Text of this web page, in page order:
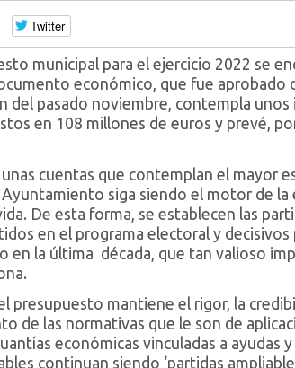
Twitter
municipal para el ejercicio 2022 se
económico, que fue aprobado
del pasado noviembre, contempla
en 108 millones de euros y prevé,
cuentas que contemplan el mayor
Ayuntamiento siga siendo el motor de la
De esta forma, se establecen las
en el programa electoral y
en la última década, que tan valioso
presupuesto mantiene el rigor, la
de las normativas que le son de
económicas vinculadas a ayudas
continuan siendo ‘partidas